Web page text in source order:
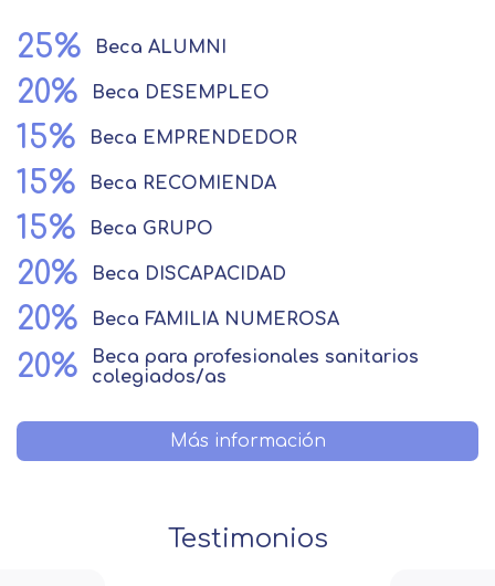
25% Beca ALUMNI
20% Beca DESEMPLEO
15% Beca EMPRENDEDOR
15% Beca RECOMIENDA
15% Beca GRUPO
20% Beca DISCAPACIDAD
20% Beca FAMILIA NUMEROSA
20% Beca para profesionales sanitarios
colegiados/as
Más información
Testimonios